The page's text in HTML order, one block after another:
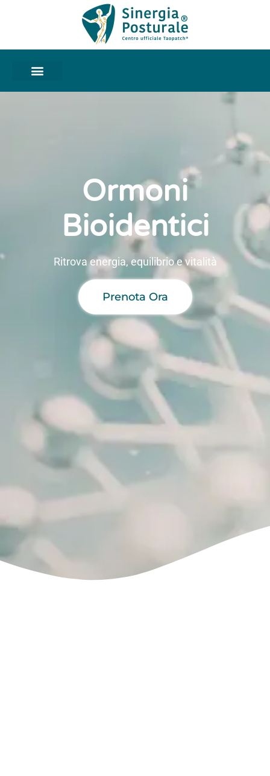
Ormoni
Bioidentici
Ritrova energia, equilibrio e vitalità
Prenota Ora